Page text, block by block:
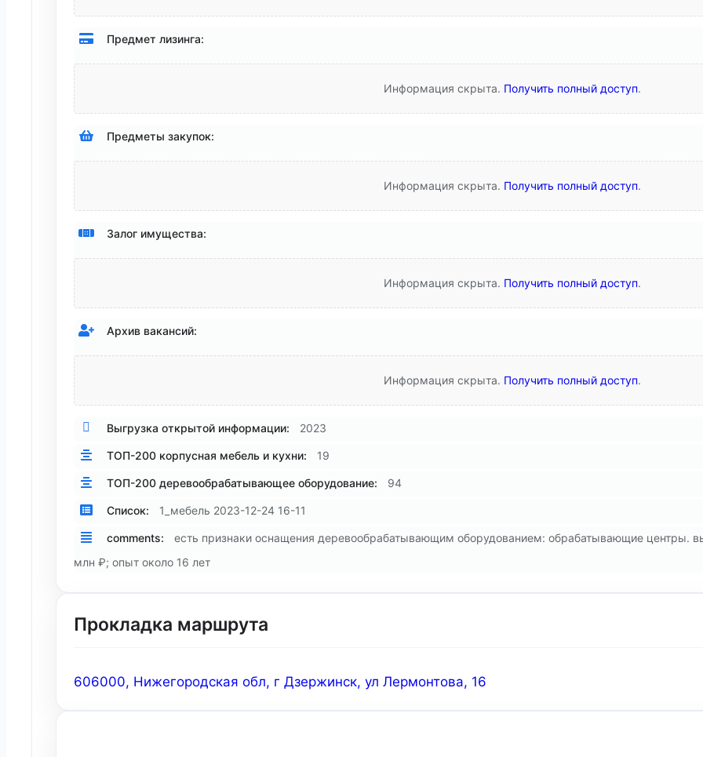
Предмет лизинга:
Информация скрыта. Получить полный доступ.
Предметы закупок:
Информация скрыта. Получить полный доступ.
Залог имущества:
Информация скрыта. Получить полный доступ.
Архив вакансий:
Информация скрыта. Получить полный доступ.
Выгрузка открытой информации: 2023
ТОП-200 корпусная мебель и кухни: 19
ТОП-200 деревообрабатывающее оборудование: 94
Список: 1_мебель 2023-12-24 16-11
comments:
есть признаки оснащения деревообрабатывающим оборудованием: обрабатывающие центры.
млн ₽; опыт около 16 лет
Прокладка маршрута
606000, Нижегородская обл, г Дзержинск, ул Лермонтова, 16